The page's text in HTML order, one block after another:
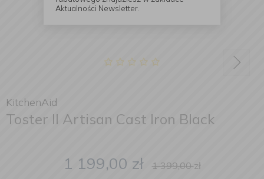
KitchenAid
Toster II Artisan Cast Iron Black
1 199,00 zł 1 399,00zł
Aktualności Newsletter.